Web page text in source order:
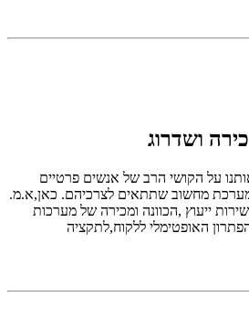
ושדרוג
על הקושי הרב של אנשים פרטיים
מערכת מחשוב שתתאים לצרכיהם. כאן,א.מ.
ייעוץ ,הכוונה ומכירה של מערכות
האופטימלי ללקוח,לתקציה